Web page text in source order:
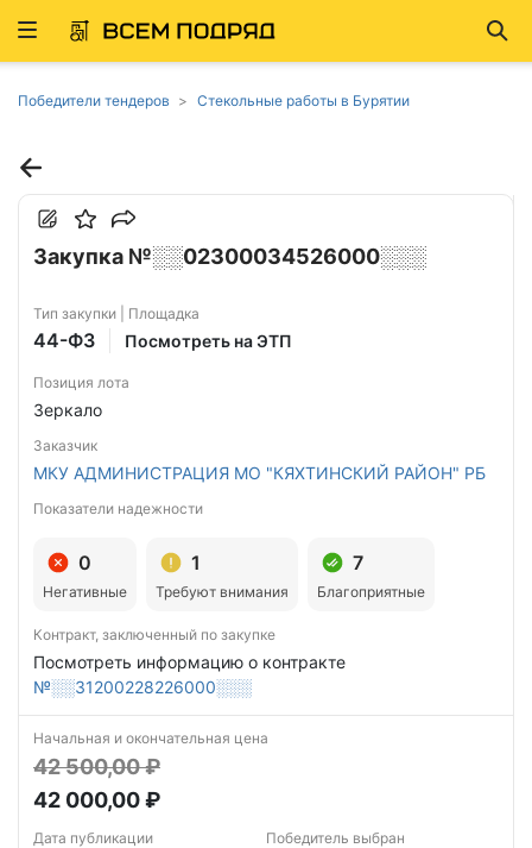
Развернуть
Победители тендеров Стекольные работы в Бурятии
Закупка №░░02300034526000░░░
Тип закупки | Площадка
44-ФЗ Посмотреть на ЭТП
Позиция лота
Зеркало
Заказчик
МКУ АДМИНИСТРАЦИЯ МО "КЯХТИНСКИЙ РАЙОН" РБ
Показатели надежности
0
Негативные
1
Требуют внимания
7
Благоприятные
Контракт, заключенный по закупке
Посмотреть информацию о контракте
№░░31200228226000░░░
Начальная и окончательная цена
42 500,00 ₽
42 000,00 ₽
Дата публикации Победитель выбран